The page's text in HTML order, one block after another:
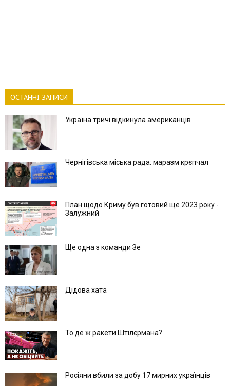
ОСТАННІ ЗАПИСИ
Україна тричі відкинула американців
Чернігівська міська рада: маразм крєпчал
План щодо Криму був готовий ще 2023 року -
Залужний
Ще одна з команди Зе
Дідова хата
То де ж ракети Штілєрмана?
Росіяни вбили за добу 17 мирних українців